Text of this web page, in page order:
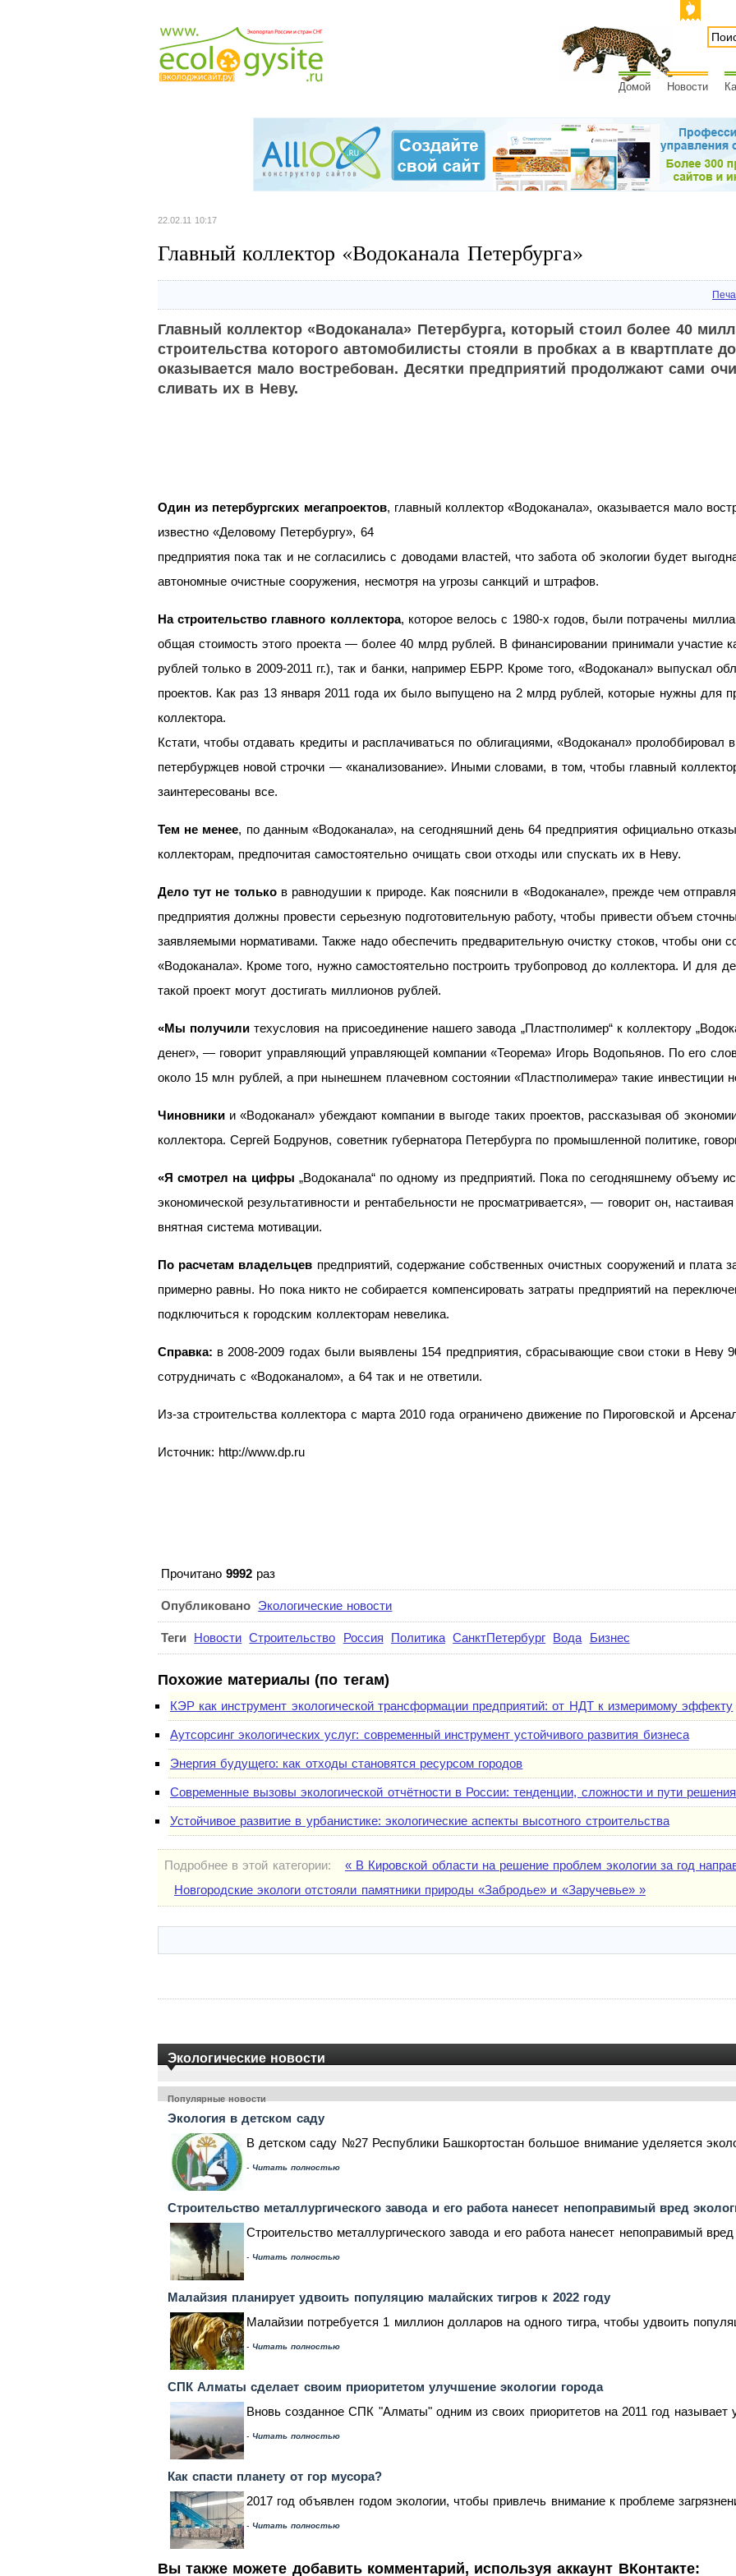
Домой Новости
22.02.11 10:17
Главный коллектор «Водоканала Петербурга»
Главный коллектор «Водоканала» Петербурга, который стоил более 40
строительства которого автомобилисты стояли в пробках а в квартплате
оказывается мало востребован. Десятки предприятий продолжают сами
сливать их в Неву.
Один из петербургских мегапроектов, главный коллектор «Водоканала», оказывается мало
известно «Деловому Петербургу», 64
предприятия пока так и не согласились с доводами властей, что забота об экологии будет
автономные очистные сооружения, несмотря на угрозы санкций и штрафов.
На строительство главного коллектора, которое велось с 1980-х годов, были потрачены
общая стоимость этого проекта — более 40 млрд рублей. В финансировании принимали участие
рублей только в 2009-2011 гг.), так и банки, например ЕБРР. Кроме того, «Водоканал» выпускал
проектов. Как раз 13 января 2011 года их было выпущено на 2 млрд рублей, которые нужны для
коллектора.
Кстати, чтобы отдавать кредиты и расплачиваться по облигациями, «Водоканал» пролоббировал
петербуржцев новой строчки — «канализование». Иными словами, в том, чтобы главный
заинтересованы все.
Тем не менее, по данным «Водоканала», на сегодняшний день 64 предприятия официально
коллекторам, предпочитая самостоятельно очищать свои отходы или спускать их в Неву.
Дело тут не только в равнодушии к природе. Как пояснили в «Водоканале», прежде чем
предприятия должны провести серьезную подготовительную работу, чтобы привести объем
заявляемыми нормативами. Также надо обеспечить предварительную очистку стоков, чтобы они
«Водоканала». Кроме того, нужно самостоятельно построить трубопровод до коллектора. И для
такой проект могут достигать миллионов рублей.
«Мы получилитехусловия на присоединение нашего завода „Пластполимер“ к коллектору
денег», — говорит управляющий управляющей компании «Теорема» Игорь Водопьянов. По его
около 15 млн рублей, а при нынешнем плачевном состоянии «Пластполимера» такие инвестиции
Чиновники и «Водоканал» убеждают компании в выгоде таких проектов, рассказывая об
коллектора. Сергей Бодрунов, советник губернатора Петербурга по промышленной политике,
«Я смотрел на цифры „Водоканала“ по одному из предприятий. Пока по сегодняшнему объему
экономической результативности и рентабельности не просматривается», — говорит он,
внятная система мотивации.
По расчетам владельцев предприятий, содержание собственных очистных сооружений и плата
примерно равны. Но пока никто не собирается компенсировать затраты предприятий на
подключиться к городским коллекторам невелика.
Справка: в 2008-2009 годах были выявлены 154 предприятия, сбрасывающие свои стоки в Неву
сотрудничать с «Водоканалом», а 64 так и не ответили.
Из-за строительства коллектора с марта 2010 года ограничено движение по Пироговской и
Источник: http://www.dp.ru
Прочитано9992 раз
Опубликовано Экологические новости
Теги Новости Строительство Россия Политика СанктПетербург Вода Бизнес
Похожие материалы (по тегам)
КЭР как инструмент экологической трансформации предприятий: от НДТ к измеримому эффекту
Аутсорсинг экологических услуг: современный инструмент устойчивого развития бизнеса
Энергия будущего: как отходы становятся ресурсом городов
Современные вызовы экологической отчётности в России: тенденции, сложности и пути решения
Устойчивое развитие в урбанистике: экологические аспекты высотного строительства
Подробнее в этой категории:
« В Кировской области на решение проблем экологии за год
Новгородские экологи отстояли памятники природы «Забродье» и «Заручевье» »
Экологические новости
Популярные новости
Экология в детском саду
В детском саду №27 Республики Башкортостан большое внимание уделяется
- Читать полностью
Строительство металлургического завода и его работа нанесет непоправимый вред
Строительство металлургического завода и его работа нанесет непоправимый
- Читать полностью
Малайзия планирует удвоить популяцию малайских тигров к 2022 году
Малайзии потребуется 1 миллион долларов на одного тигра, чтобы удвоить
- Читать полностью
СПК Алматы сделает своим приоритетом улучшение экологии города
Вновь созданное СПК "Алматы" одним из своих приоритетов на 2011 год называет
- Читать полностью
Как спасти планету от гор мусора?
2017 год объявлен годом экологии, чтобы привлечь внимание к проблеме
- Читать полностью
Вы также можете добавить комментарий, используя аккаунт ВКонтакте: